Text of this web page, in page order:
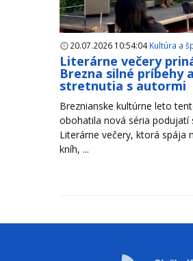
20.07.2026 10:54:04Kultúra a
Literárne večery
Brezna silné príbehy
stretnutia s autormi
Breznianske kultúrne leto
obohatila nová séria podujatí
Literárne večery, ktorá spája
kníh, ...